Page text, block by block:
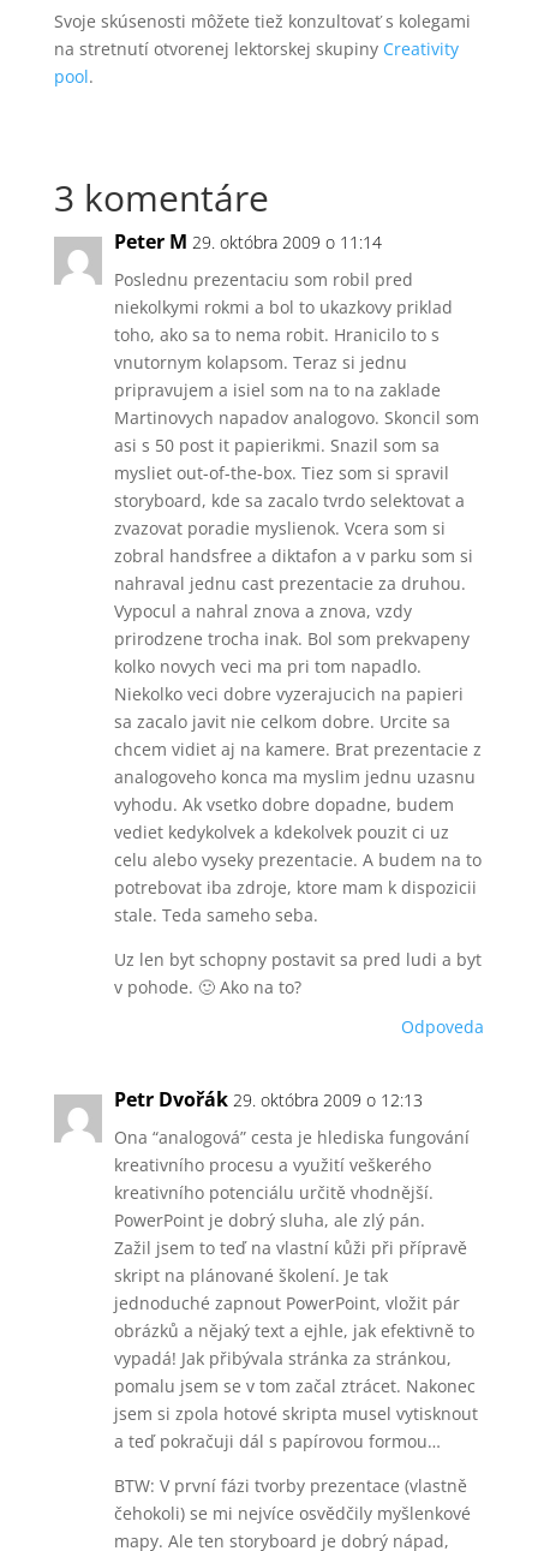
Svoje skúsenosti môžete tiež konzultovať s kolegami
na stretnutí otvorenej lektorskej skupiny Creativity
pool.
3 komentáre
Peter M 29. októbra 2009 o 11:14
Poslednu prezentaciu som robil pred
niekolkymi rokmi a bol to ukazkovy priklad
toho, ako sa to nema robit. Hranicilo to s
vnutornym kolapsom. Teraz si jednu
pripravujem a isiel som na to na zaklade
Martinovych napadov analogovo. Skoncil som
asi s 50 post it papierikmi. Snazil som sa
mysliet out-of-the-box. Tiez som si spravil
storyboard, kde sa zacalo tvrdo selektovat a
zvazovat poradie myslienok. Vcera som si
zobral handsfree a diktafon a v parku som si
nahraval jednu cast prezentacie za druhou.
Vypocul a nahral znova a znova, vzdy
prirodzene trocha inak. Bol som prekvapeny
kolko novych veci ma pri tom napadlo.
Niekolko veci dobre vyzerajucich na papieri
sa zacalo javit nie celkom dobre. Urcite sa
chcem vidiet aj na kamere. Brat prezentacie z
analogoveho konca ma myslim jednu uzasnu
vyhodu. Ak vsetko dobre dopadne, budem
vediet kedykolvek a kdekolvek pouzit ci uz
celu alebo vyseky prezentacie. A budem na to
potrebovat iba zdroje, ktore mam k dispozicii
stale. Teda sameho seba.
Uz len byt schopny postavit sa pred ludi a byt
v pohode. 🙂 Ako na to?
Odpoveda
Petr Dvořák 29. októbra 2009 o 12:13
Ona “analogová” cesta je hlediska fungování
kreativního procesu a využití veškerého
kreativního potenciálu určitě vhodnější.
PowerPoint je dobrý sluha, ale zlý pán.
Zažil jsem to teď na vlastní kůži při přípravě
skript na plánované školení. Je tak
jednoduché zapnout PowerPoint, vložit pár
obrázků a nějaký text a ejhle, jak efektivně to
vypadá! Jak přibývala stránka za stránkou,
pomalu jsem se v tom začal ztrácet. Nakonec
jsem si zpola hotové skripta musel vytisknout
a teď pokračuji dál s papírovou formou…
BTW: V první fázi tvorby prezentace (vlastně
čehokoli) se mi nejvíce osvědčily myšlenkové
mapy. Ale ten storyboard je dobrý nápad,